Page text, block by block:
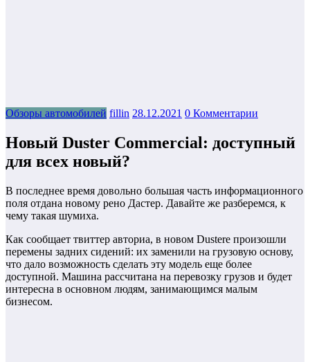
Обзоры автомобилей fillin 28.12.2021 0 Комментарии
Новый Duster Commercial: доступный
для всех новый?
В последнее время довольно большая часть информационного
поля отдана новому рено Дастер. Давайте же разберемся, к
чему такая шумиха.
Как сообщает твиттер авториа, в новом Dustere произошли
перемены задних сидений: их заменили на грузовую основу,
что дало возможность сделать эту модель еще более
доступной. Машина рассчитана на перевозку грузов и будет
интересна в основном людям, занимающимся малым
бизнесом.